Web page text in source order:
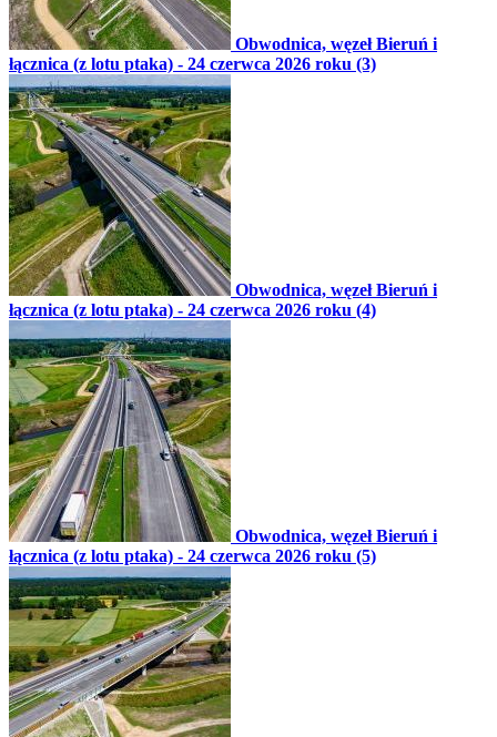
Obwodnica, węzeł Bieruń i
łącznica (z lotu ptaka) - 24 czerwca 2026 roku (3)
Obwodnica, węzeł Bieruń i
łącznica (z lotu ptaka) - 24 czerwca 2026 roku (4)
Obwodnica, węzeł Bieruń i
łącznica (z lotu ptaka) - 24 czerwca 2026 roku (5)